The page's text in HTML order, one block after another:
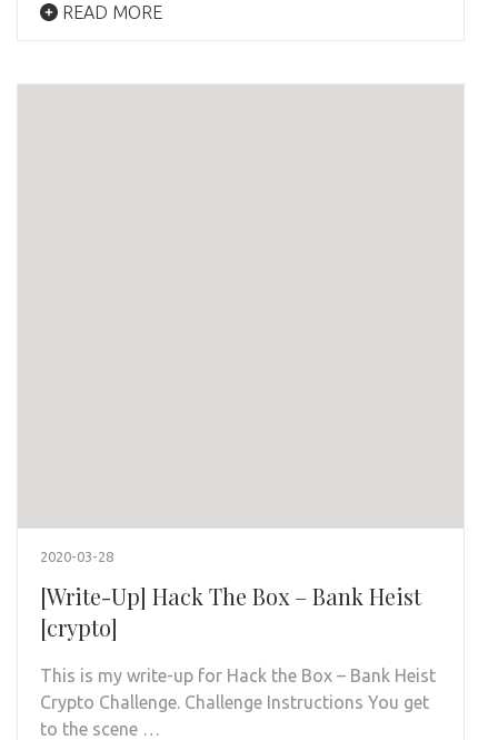
READ MORE
2020-03-28
[Write-Up] Hack The Box – Bank Heist
[crypto]
This is my write-up for Hack the Box – Bank Heist
Crypto Challenge. Challenge Instructions You get
to the scene …